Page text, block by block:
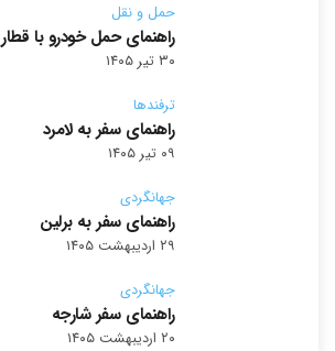
حمل و نقل
راهنمای حمل خودرو با قطار ۱۴۰۵
۳۰ تیر ۱۴۰۵
ترفندها
راهنمای سفر به لامرد
۰۹ تیر ۱۴۰۵
جهانگردی
راهنمای سفر به برلین
۲۹ اردیبهشت ۱۴۰۵
جهانگردی
راهنمای سفر شارجه
۲۰ اردیبهشت ۱۴۰۵